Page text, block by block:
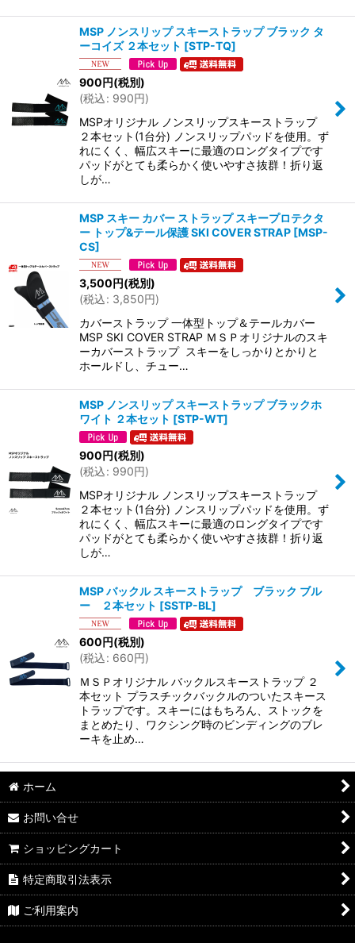
MSP ノンスリップ スキーストラップ ブラック タ
ーコイズ ２本セット [STP-TQ]
900円(税別)
(税込: 990円)
MSPオリジナル ノンスリップスキーストラップ
２本セット(1台分) ノンスリップパッドを使用。ず
れにくく、幅広スキーに最適のロングタイプです
パッドがとても柔らかく使いやすさ抜群！折り返
しが…
MSP スキー カバー ストラップ スキープロテクタ
ー トップ&テール保護 SKI COVER STRAP [MSP-
CS]
3,500円(税別)
(税込: 3,850円)
カバーストラップ 一体型トップ＆テールカバー
MSP SKI COVER STRAP ＭＳＰオリジナルのスキ
ーカバーストラップ スキーをしっかりとかりと
ホールドし、チュー…
MSP ノンスリップ スキーストラップ ブラックホ
ワイト ２本セット [STP-WT]
900円(税別)
(税込: 990円)
MSPオリジナル ノンスリップスキーストラップ
２本セット(1台分) ノンスリップパッドを使用。ず
れにくく、幅広スキーに最適のロングタイプです
パッドがとても柔らかく使いやすさ抜群！折り返
しが…
MSP バックル スキーストラップ ブラック ブル
ー ２本セット [SSTP-BL]
600円(税別)
(税込: 660円)
ＭＳＰオリジナル バックルスキーストラップ ２
本セット プラスチックバックルのついたスキース
トラップです。スキーにはもちろん、ストックを
まとめたり、ワクシング時のビンディングのブレ
ーキを止め…
ホーム
お問い合せ
ショッピングカート
特定商取引法表示
ご利用案内